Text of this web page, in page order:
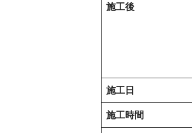
施工後
施工日
施工時間